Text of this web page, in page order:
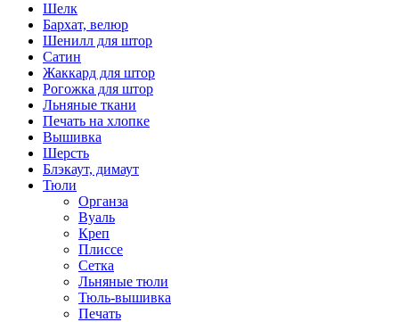
Шелк
Бархат, велюр
Шенилл для штор
Сатин
Жаккард для штор
Рогожка для штор
Льняные ткани
Печать на хлопке
Вышивка
Шерсть
Блэкаут, димаут
Тюли
Органза
Вуаль
Креп
Плиссе
Сетка
Льняные тюли
Тюль-вышивка
Печать